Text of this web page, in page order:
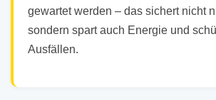
gewartet werden – das sichert nicht
sondern spart auch Energie und
Ausfällen.